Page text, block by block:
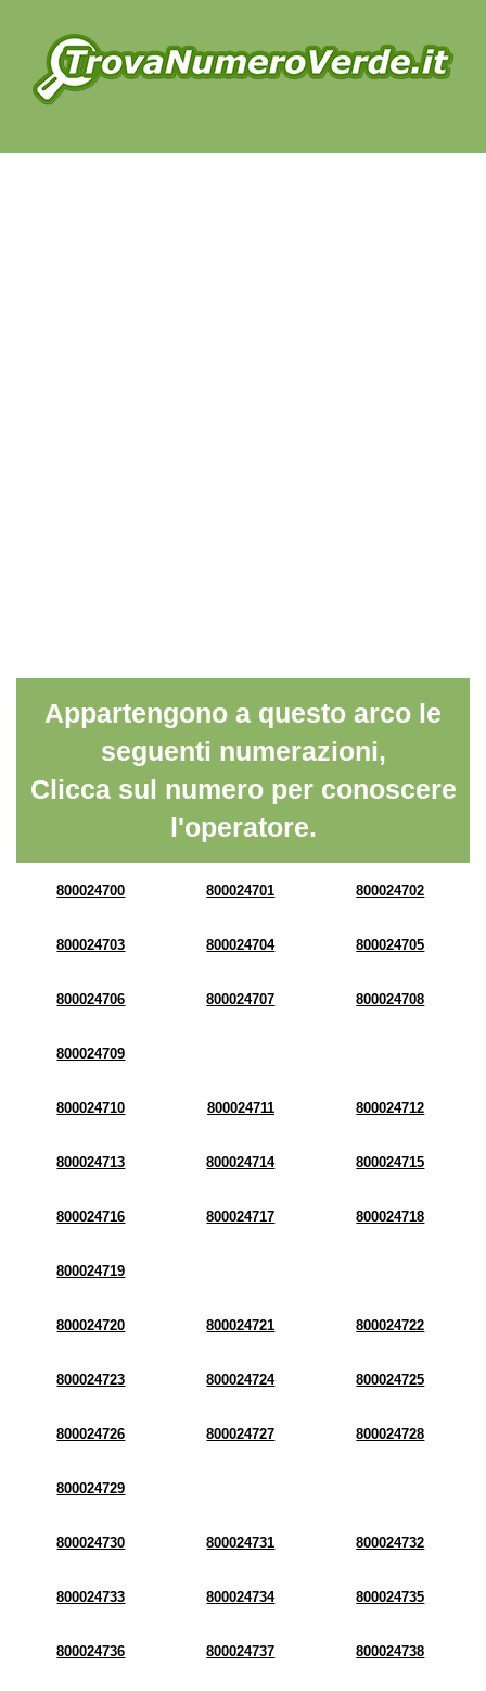
Appartengono a questo arco le
seguenti numerazioni,
Clicca sul numero per conoscere
l'operatore.
800024700 800024701 800024702
800024703 800024704 800024705
800024706 800024707 800024708
800024709
800024710 800024711 800024712
800024713 800024714 800024715
800024716 800024717 800024718
800024719
800024720 800024721 800024722
800024723 800024724 800024725
800024726 800024727 800024728
800024729
800024730 800024731 800024732
800024733 800024734 800024735
800024736 800024737 800024738